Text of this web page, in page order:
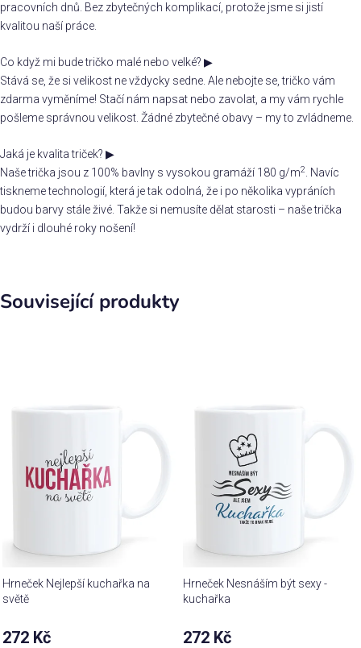
pracovních dnů. Bez zbytečných komplikací, protože jsme si jistí
kvalitou naší práce.
Co když mi bude tričko malé nebo velké? ▶
Stává se, že si velikost ne vždycky sedne. Ale nebojte se, tričko vám
zdarma vyměníme! Stačí nám napsat nebo zavolat, a my vám rychle
pošleme správnou velikost. Žádné zbytečné obavy – my to zvládneme.
Jaká je kvalita triček? ▶
Naše trička jsou z 100% bavlny s vysokou gramáží 180 g/m2
. Navíc
tiskneme technologií, která je tak odolná, že i po několika vypráních
budou barvy stále živé. Takže si nemusíte dělat starosti – naše trička
vydrží i dlouhé roky nošení!
Související produkty
Hrneček Nejlepší kuchařka na
světě
272 Kč
Hrneček Nesnáším být sexy -
kuchařka
272 Kč